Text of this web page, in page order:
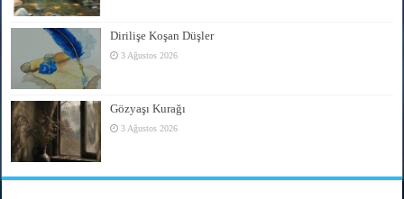
Dirilişe Koşan Düşler
3 Ağustos 2026
Gözyaşı Kurağı
3 Ağustos 2026